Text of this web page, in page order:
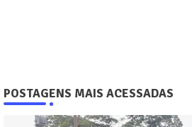
POSTAGENS MAIS ACESSADAS